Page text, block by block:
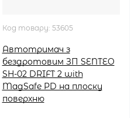
Код товару: 53605
Автотримач з
бездротовим ЗП SENTEO
SH-02 DRIFT 2 with
MagSafe PD на плоску
поверхню